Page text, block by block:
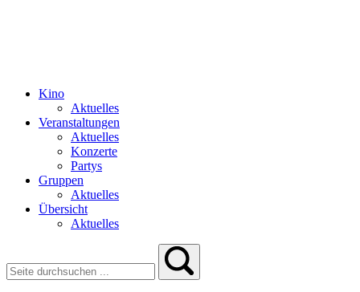
Kino
Aktuelles
Veranstaltungen
Aktuelles
Konzerte
Partys
Gruppen
Aktuelles
Übersicht
Aktuelles